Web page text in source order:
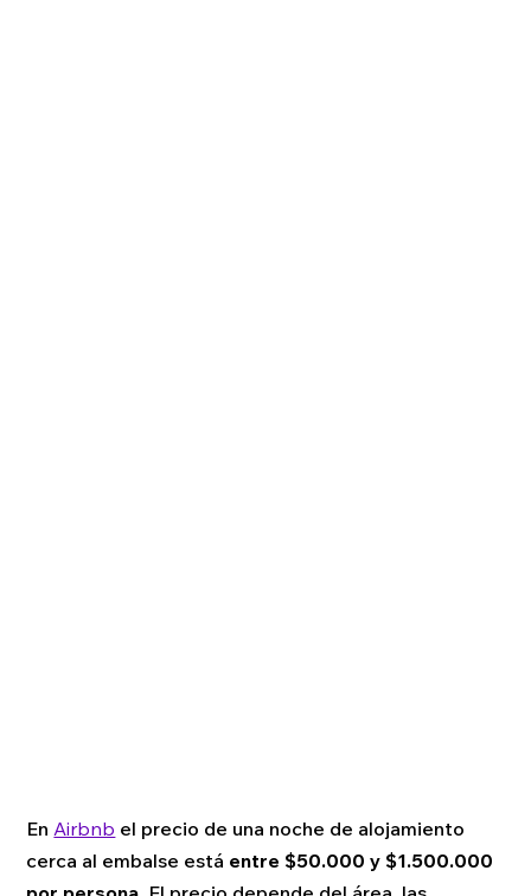
En Airbnb el precio de una noche de alojamiento
cerca al embalse está entre $50.000 y $1.500.000